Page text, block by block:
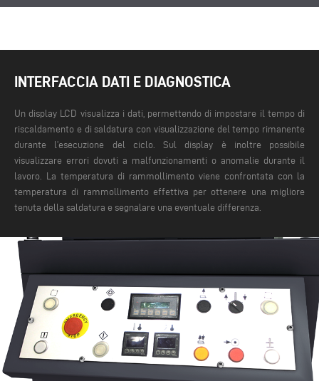
INTERFACCIA DATI E DIAGNOSTICA
Un display LCD visualizza i dati, permettendo di impostare il tempo di
riscaldamento e di saldatura con visualizzazione del tempo rimanente
durante l’esecuzione del ciclo. Sul display è inoltre possibile
visualizzare errori dovuti a malfunzionamenti o anomalie durante il
lavoro. La temperatura di rammollimento viene confrontata con la
temperatura di rammollimento effettiva per ottenere una migliore
tenuta della saldatura e segnalare una eventuale differenza.